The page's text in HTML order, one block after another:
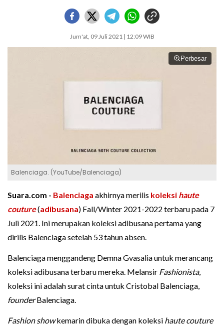
Jum'at, 09 Juli 2021 | 12:09 WIB
Perbesar
Balenciaga. (YouTube/Balenciaga)
Suara.com - Balenciaga akhirnya merilis koleksi haute
couture(adibusana) Fall/Winter 2021-2022 terbaru pada 7
Juli 2021. Ini merupakan koleksi adibusana pertama yang
dirilis Balenciaga setelah 53 tahun absen.
Balenciaga menggandeng Demna Gvasalia untuk merancang
koleksi adibusana terbaru mereka. Melansir Fashionista,
koleksi ini adalah surat cinta untuk Cristobal Balenciaga,
founderBalenciaga.
Fashion showkemarin dibuka dengan koleksi haute couture